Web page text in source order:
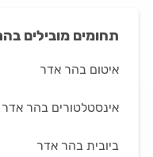
תחומים מובילים
איטום בהר אדר
אינסטלטורים בהר אדר
ביובית בהר אדר